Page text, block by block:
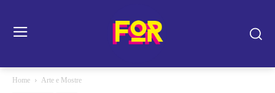
Home Arte e Mostre